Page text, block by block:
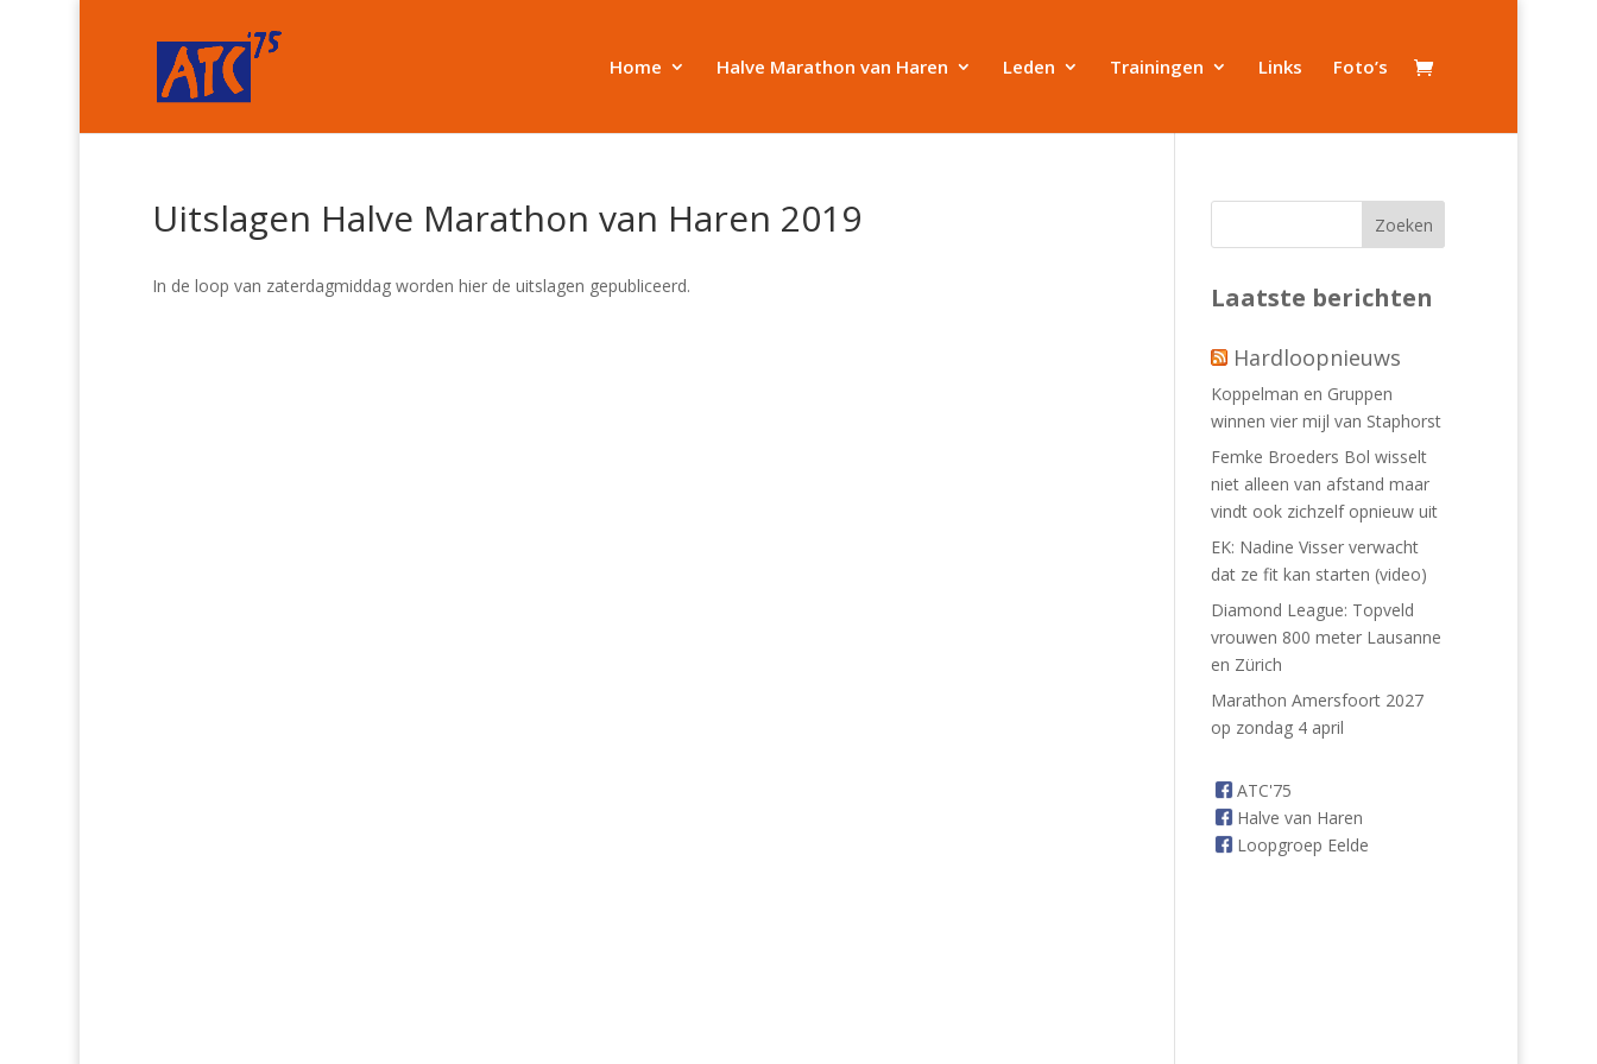
Home Halve Marathon van Haren Leden Trainingen Links Foto’s
Uitslagen Halve Marathon van Haren 2019
In de loop van zaterdagmiddag worden hier de uitslagen gepubliceerd. Laatste berichten
Hardloopnieuws
Koppelman en Gruppen
winnen vier mijl van Staphorst
Femke Broeders Bol wisselt
niet alleen van afstand maar
vindt ook zichzelf opnieuw uit
EK: Nadine Visser verwacht
dat ze fit kan starten (video)
Diamond League: Topveld
vrouwen 800 meter Lausanne
en Zürich
Marathon Amersfoort 2027
op zondag 4 april
ATC'75
Halve van Haren
Loopgroep Eelde